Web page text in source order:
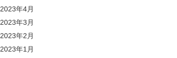
2023年4月
2023年3月
2023年2月
2023年1月